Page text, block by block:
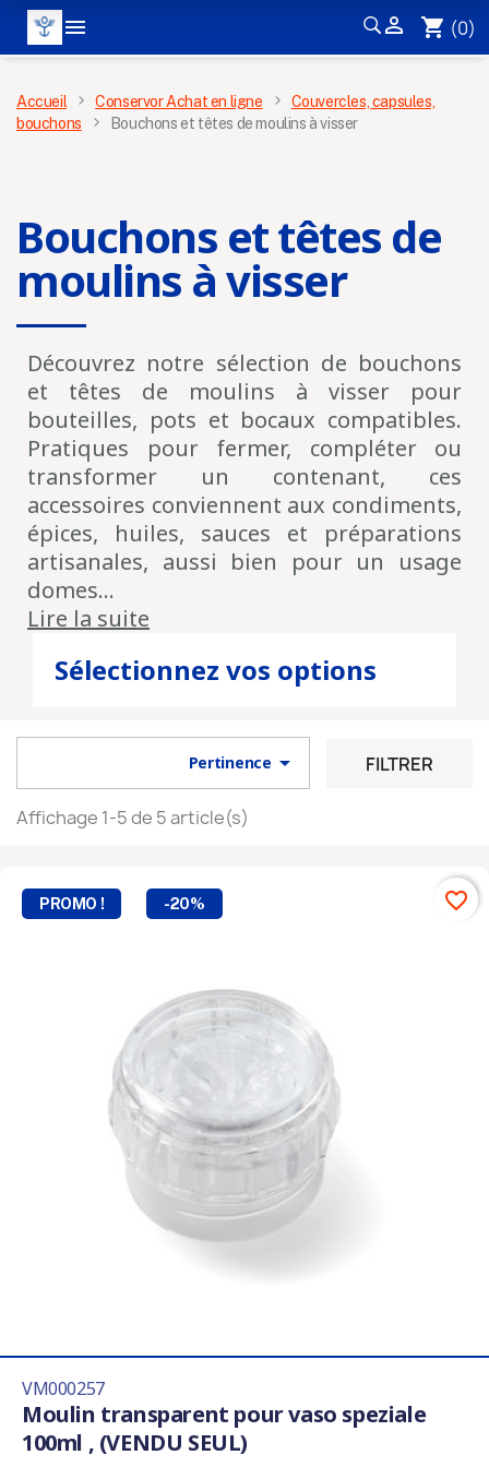
  shopping_cart (0)
MENU
Accueil Conservor Achat en ligne
Couvercles, capsules,
bouchons
Bouchons et têtes de moulins à visser
Bouchons et têtes de
moulins à visser
Découvrez notre sélection de bouchons
et têtes de moulins à visser pour
bouteilles, pots et bocaux compatibles.
Pratiques pour fermer, compléter ou
transformer un contenant, ces
accessoires conviennent aux condiments,
épices, huiles, sauces et préparations
artisanales, aussi bien pour un usage
domes...
Lire la suite
Sélectionnez vos options
Pertinence  FILTRER
Affichage 1-5 de 5 article(s)
VM000257
Moulin transparent pour vaso speziale
100ml , (VENDU SEUL)
PROMO ! -20% favorite_border
S’inscrire à la newsletter
Pour ne pas manquer les nouveautés et
promotions , inscrivez-vous à notre Newsletter
En validant votre inscription, vous acceptez que nous
mémorisions et utilisions votre adresse email dans le but de vous